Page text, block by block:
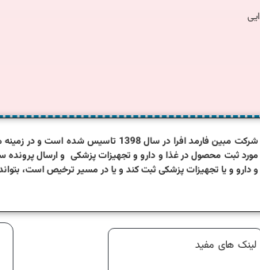
شرکت مبین فارمد افرا در سال 1398 تاسیس شده است و در زمینه مشاوره و ثبت محصول ، توزیع محصولات بیمارستانی و طراحی سایت فعال می باشد.
مورد ثبت محصول در غذا و دارو و تجهیزات پزشکی و ارسال
و دارو و یا تجهیزات پزشکی ثبت کند و یا در مسیر ترخیص است،
لینک های مفید